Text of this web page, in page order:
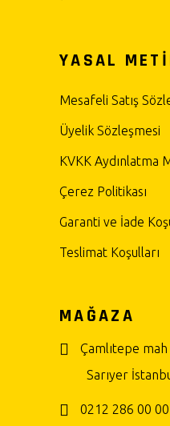
YASAL
Mesafeli Satış
Üyelik Sözleşmesi
KVKK Aydınlatma
Çerez Politikası
Garanti ve İade
Teslimat Koşulları
MAĞAZA
Çamlıtepe
Sarıyer
0212 286 00 00